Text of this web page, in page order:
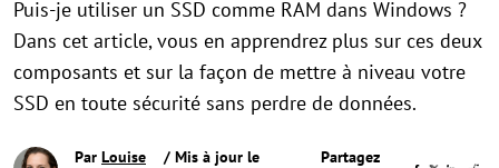
Puis-je utiliser un SSD comme RAM dans Windows ?
Dans cet article, vous en apprendrez plus sur ces deux
composants et sur la façon de mettre à niveau votre
SSD en toute sécurité sans perdre de données.
Par Louise
/ Mis à jour le
Partagez